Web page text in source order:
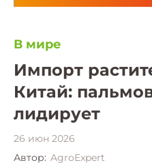
В мире
Импорт
Китай:
лидирует
26 июн 2026
Автор: AgroExpert